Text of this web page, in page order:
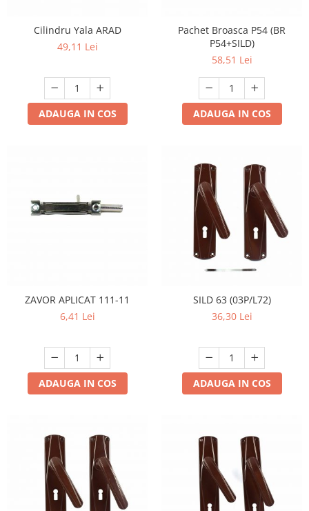
Cilindru Yala ARAD
49,11 Lei
ADAUGA IN COS
Pachet Broasca P54 (BR
P54+SILD)
58,51 Lei
ADAUGA IN COS
ZAVOR APLICAT 111-11
6,41 Lei
ADAUGA IN COS
SILD 63 (03P/L72)
36,30 Lei
ADAUGA IN COS